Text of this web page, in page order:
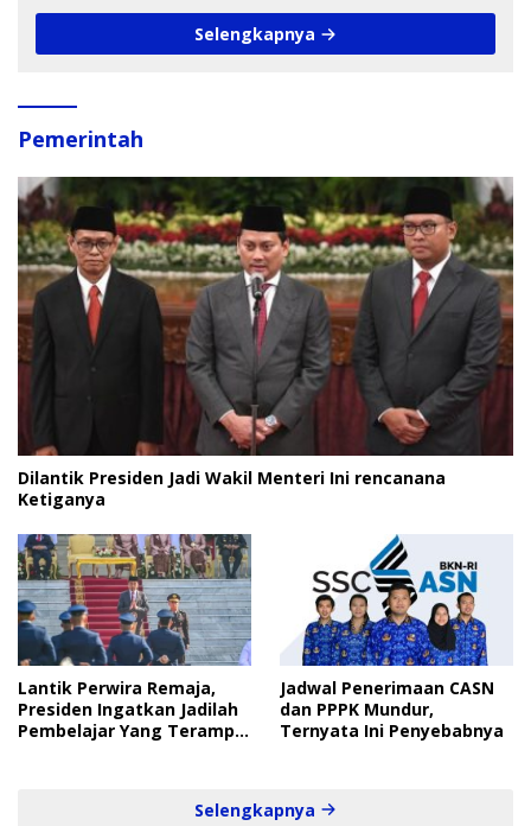
Selengkapnya
Pemerintah
Dilantik Presiden Jadi Wakil Menteri Ini rencanana
Ketiganya
Lantik Perwira Remaja,
Presiden Ingatkan Jadilah
Pembelajar Yang Terampil
Jadwal Penerimaan CASN
dan PPPK Mundur,
Ternyata Ini Penyebabnya
Selengkapnya